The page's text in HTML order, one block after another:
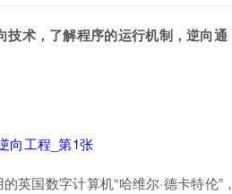
术，了解程序的运行机制，逆向通
英国数字计算机“哈维尔·德卡特伦”，